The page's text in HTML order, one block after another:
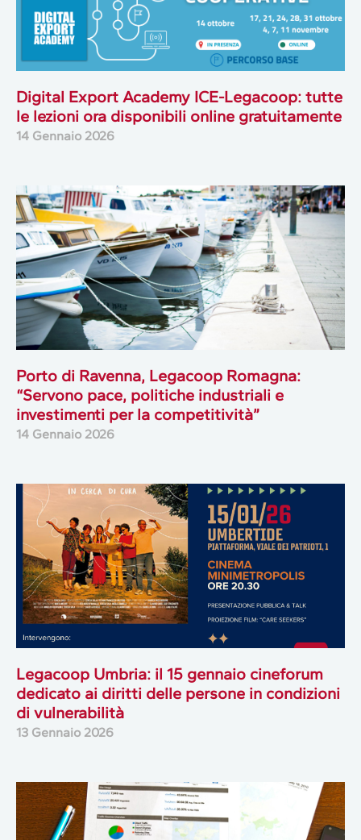
Digital Export Academy ICE-Legacoop: tutte
le lezioni ora disponibili online gratuitamente
14 Gennaio 2026
Porto di Ravenna, Legacoop Romagna:
“Servono pace, politiche industriali e
investimenti per la competitività”
14 Gennaio 2026
Legacoop Umbria: il 15 gennaio cineforum
dedicato ai diritti delle persone in condizioni
di vulnerabilità
13 Gennaio 2026